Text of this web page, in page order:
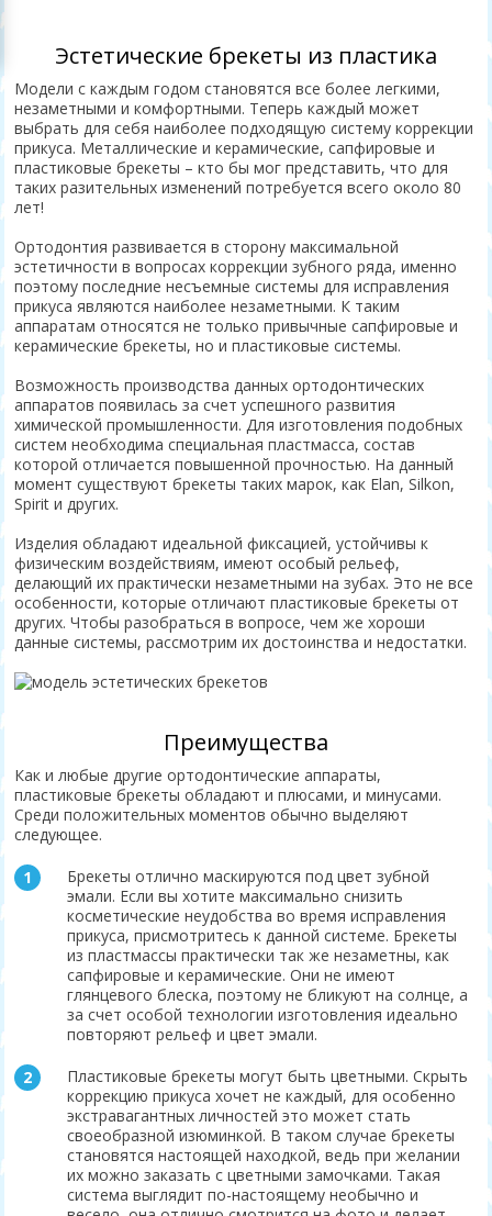
Эстетические брекеты из пластика
Модели с каждым годом становятся все более легкими,
незаметными и комфортными. Теперь каждый может
выбрать для себя наиболее подходящую систему коррекции
прикуса. Металлические и керамические, сапфировые и
пластиковые брекеты – кто бы мог представить, что для
таких разительных изменений потребуется всего около 80
лет!
Ортодонтия развивается в сторону максимальной
эстетичности в вопросах коррекции зубного ряда, именно
поэтому последние несъемные системы для исправления
прикуса являются наиболее незаметными. К таким
аппаратам относятся не только привычные сапфировые и
керамические брекеты, но и пластиковые системы.
Возможность производства данных ортодонтических
аппаратов появилась за счет успешного развития
химической промышленности. Для изготовления подобных
систем необходима специальная пластмасса, состав
которой отличается повышенной прочностью. На данный
момент существуют брекеты таких марок, как Elan, Silkon,
Spirit и других.
Изделия обладают идеальной фиксацией, устойчивы к
физическим воздействиям, имеют особый рельеф,
делающий их практически незаметными на зубах. Это не все
особенности, которые отличают пластиковые брекеты от
других. Чтобы разобраться в вопросе, чем же хороши
данные системы, рассмотрим их достоинства и недостатки.
Преимущества
Как и любые другие ортодонтические аппараты,
пластиковые брекеты обладают и плюсами, и минусами.
Среди положительных моментов обычно выделяют
следующее.
Брекеты отлично маскируются под цвет зубной
эмали. Если вы хотите максимально снизить
косметические неудобства во время исправления
прикуса, присмотритесь к данной системе. Брекеты
из пластмассы практически так же незаметны, как
сапфировые и керамические. Они не имеют
глянцевого блеска, поэтому не бликуют на солнце, а
за счет особой технологии изготовления идеально
повторяют рельеф и цвет эмали.
Пластиковые брекеты могут быть цветными. Скрыть
коррекцию прикуса хочет не каждый, для особенно
экстравагантных личностей это может стать
своеобразной изюминкой. В таком случае брекеты
становятся настоящей находкой, ведь при желании
их можно заказать с цветными замочками. Такая
система выглядит по-настоящему необычно и